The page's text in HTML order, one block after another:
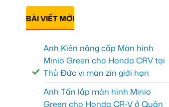
BÀI VIẾT MỚI
Anh Kiên nâng cấp Màn hình
Minio Green cho Honda CRV tại
Thủ Đức vì màn zin giới hạn
Anh Tấn lắp màn hình Minio
Green cho Honda CR-V ở Quận